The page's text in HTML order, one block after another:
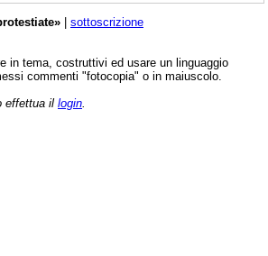
| sottoscrizione
in tema, costruttivi ed usare un linguaggio
commenti "fotocopia" o in maiuscolo.
effettua il login